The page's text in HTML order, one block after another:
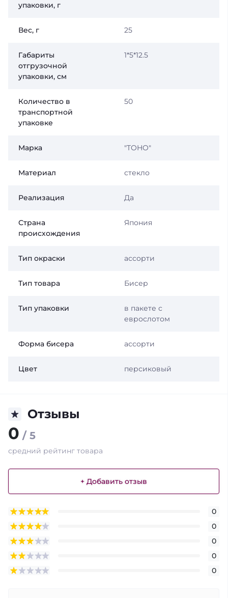
упаковки, г
Вес, г 25
Габариты
отгрузочной
упаковки, см
1*5*12.5
Количество в
транспортной
упаковке
50
Марка "TOHO"
Материал стекло
Реализация Да
Страна
происхождения
Япония
Тип окраски ассорти
Тип товара Бисер
Тип упаковки
в пакете с
еврослотом
Форма бисера ассорти
Цвет персиковый
Отзывы
0 / 5
средний рейтинг товара
+ Добавить отзыв
0
0
0
0
0